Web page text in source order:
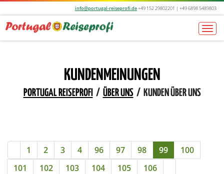
info@portugal-reiseprofi.de+49 152 29802201 | +49 6898 5489803
KUNDENMEINUNGEN
PORTUGAL REISEPROFI / ÜBER UNS/ KUNDEN ÜBER UNS
1 2 3 4 96 97 98 99
100
101
102 103 104 105 106